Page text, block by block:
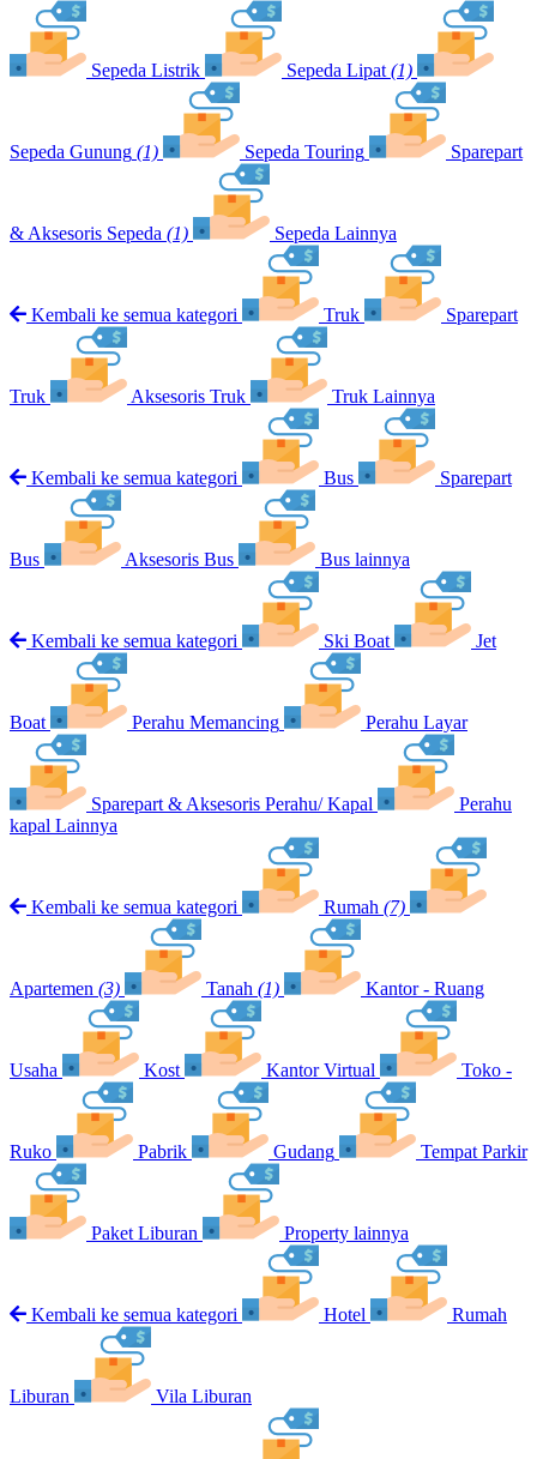
Sepeda Listrik Sepeda Lipat (1)
Sepeda Gunung (1) Sepeda Touring Sparepart
& Aksesoris Sepeda (1) Sepeda Lainnya
Kembali ke semua kategori Truk Sparepart
Truk Aksesoris Truk Truk Lainnya
Kembali ke semua kategori Bus Sparepart
Bus Aksesoris Bus Bus lainnya
Kembali ke semua kategori Ski Boat Jet
Boat Perahu Memancing Perahu Layar
Sparepart & Aksesoris Perahu/ Kapal
Perahu
kapal Lainnya
Kembali ke semua kategori Rumah (7)
Apartemen (3) Tanah (1) Kantor - Ruang
Usaha Kost Kantor Virtual Toko -
Ruko Pabrik Gudang Tempat Parkir
Paket Liburan Property lainnya
Kembali ke semua kategori Hotel Rumah
Liburan Vila Liburan